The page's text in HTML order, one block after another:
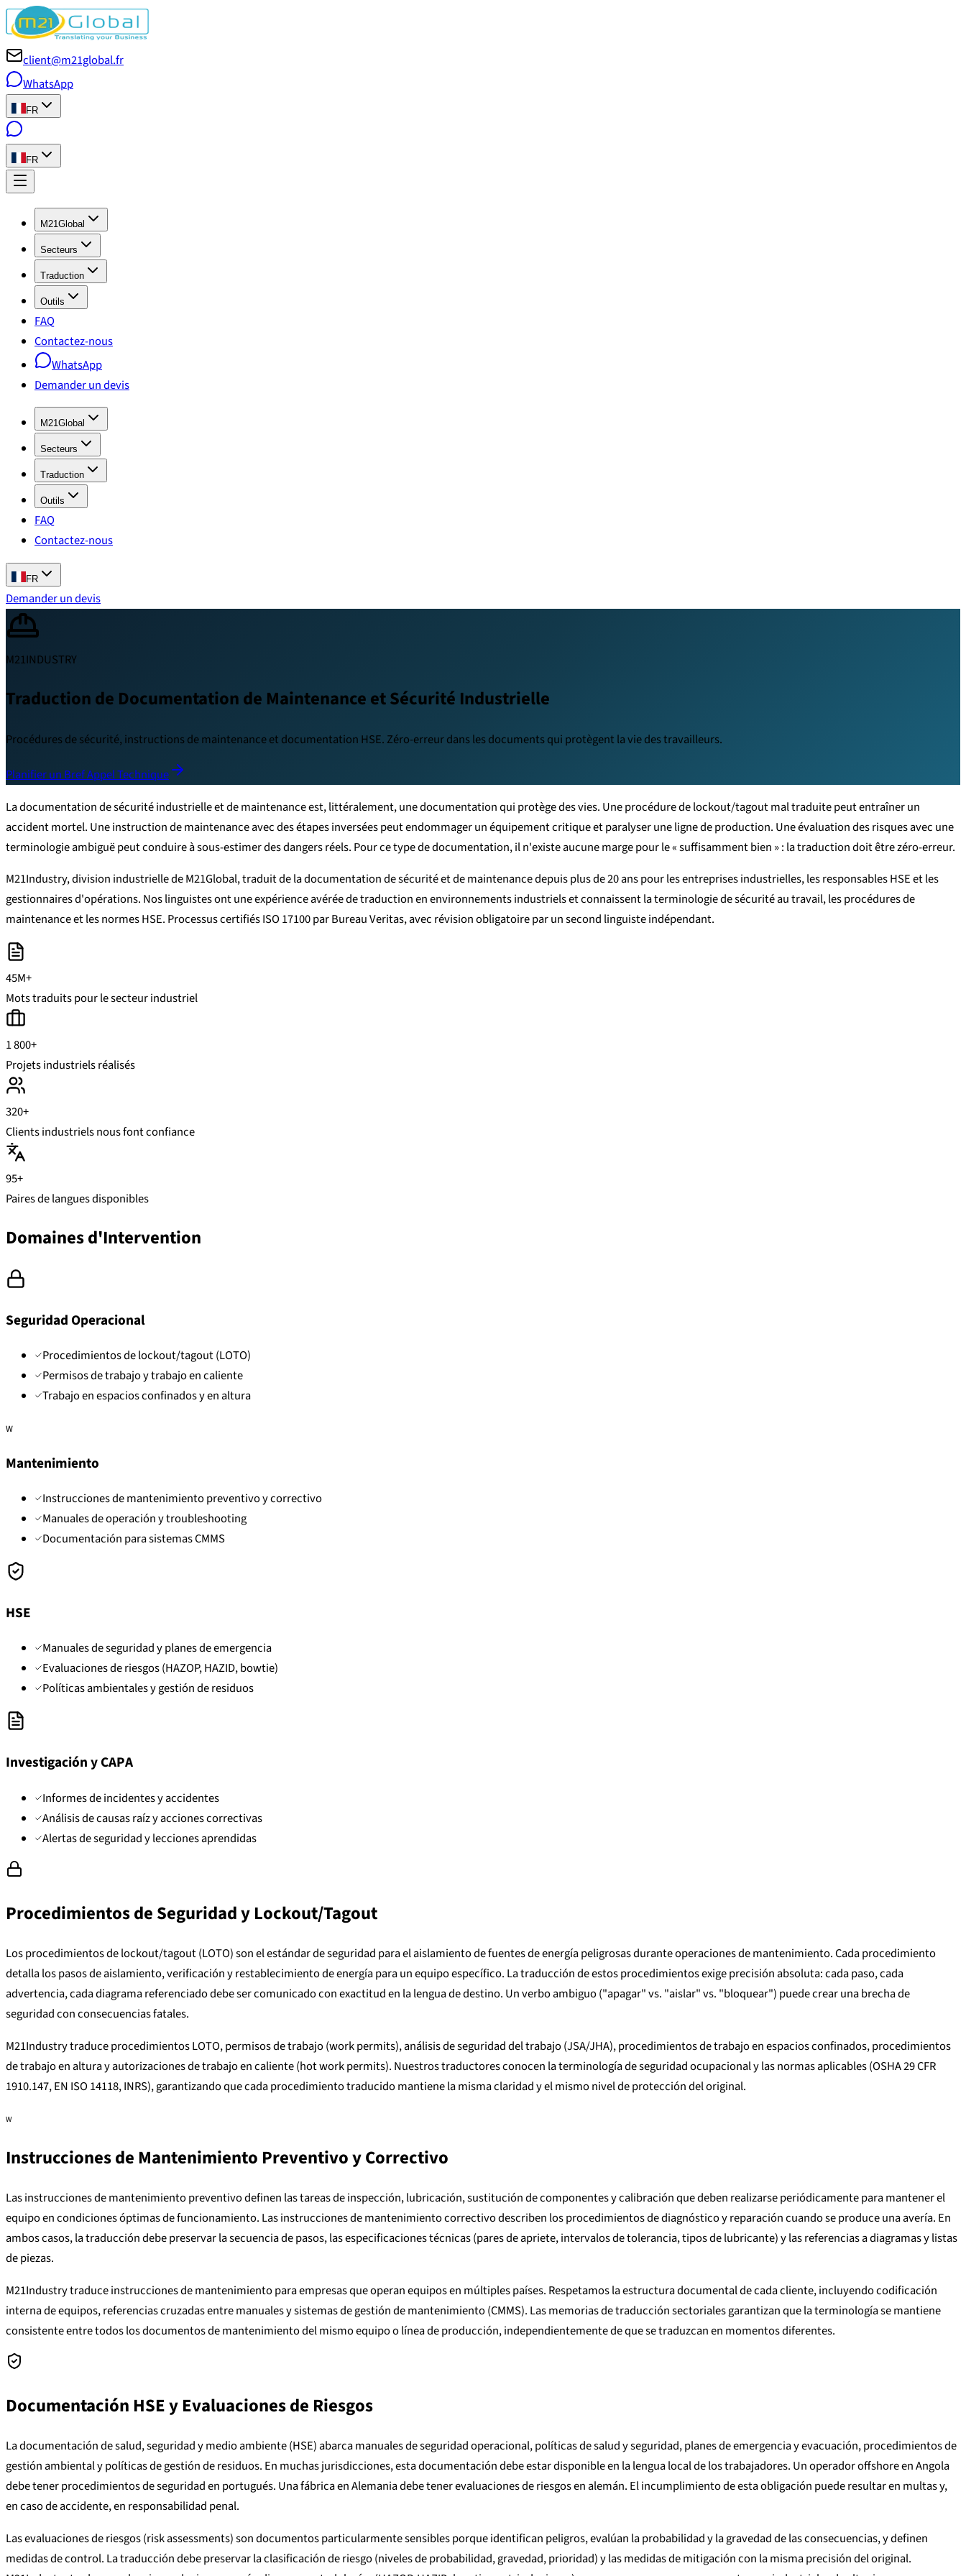
client@m21global.fr
WhatsApp
FR
FR
M21Global
Secteurs
Traduction
Outils
FAQ
Contactez-nous
WhatsApp
Demander un devis
M21Global
Secteurs
Traduction
Outils
FAQ
Contactez-nous
FR
Demander un devis
M21INDUSTRY
Traduction de Documentation de Maintenance et Sécurité Industrielle
Procédures de sécurité, instructions de maintenance et documentation HSE. Zéro-erreur dans les documents qui protègent la vie des travailleurs.
Planifier un Bref Appel Technique
La documentation de sécurité industrielle et de maintenance est, littéralement, une documentation qui protège des vies. Une procédure de lockout/tagout mal traduite peut entraîner un
accident mortel. Une instruction de maintenance avec des étapes inversées peut endommager un équipement critique et paralyser une ligne de production. Une évaluation des risques avec une
terminologie ambiguë peut conduire à sous-estimer des dangers réels. Pour ce type de documentation, il n'existe aucune marge pour le « suffisamment bien » : la traduction doit être zéro-erreur.
M21Industry, division industrielle de M21Global, traduit de la documentation de sécurité et de maintenance depuis plus de 20 ans pour les entreprises industrielles, les responsables HSE et les
gestionnaires d'opérations. Nos linguistes ont une expérience avérée de traduction en environnements industriels et connaissent la terminologie de sécurité au travail, les procédures de
maintenance et les normes HSE. Processus certifiés ISO 17100 par Bureau Veritas, avec révision obligatoire par un second linguiste indépendant.
45M+
Mots traduits pour le secteur industriel
1 800+
Projets industriels réalisés
320+
Clients industriels nous font confiance
95+
Paires de langues disponibles
Domaines d'Intervention
Seguridad Operacional
Procedimientos de lockout/tagout (LOTO)
Permisos de trabajo y trabajo en caliente
Trabajo en espacios confinados y en altura
W
Mantenimiento
Instrucciones de mantenimiento preventivo y correctivo
Manuales de operación y troubleshooting
Documentación para sistemas CMMS
HSE
Manuales de seguridad y planes de emergencia
Evaluaciones de riesgos (HAZOP, HAZID, bowtie)
Políticas ambientales y gestión de residuos
Investigación y CAPA
Informes de incidentes y accidentes
Análisis de causas raíz y acciones correctivas
Alertas de seguridad y lecciones aprendidas
Procedimientos de Seguridad y Lockout/Tagout
Los procedimientos de lockout/tagout (LOTO) son el estándar de seguridad para el aislamiento de fuentes de energía peligrosas durante operaciones de mantenimiento. Cada procedimiento
detalla los pasos de aislamiento, verificación y restablecimiento de energía para un equipo específico. La traducción de estos procedimientos exige precisión absoluta: cada paso, cada
advertencia, cada diagrama referenciado debe ser comunicado con exactitud en la lengua de destino. Un verbo ambiguo ("apagar" vs. "aislar" vs. "bloquear") puede crear una brecha de
seguridad con consecuencias fatales.
M21Industry traduce procedimientos LOTO, permisos de trabajo (work permits), análisis de seguridad del trabajo (JSA/JHA), procedimientos de trabajo en espacios confinados, procedimientos
de trabajo en altura y autorizaciones de trabajo en caliente (hot work permits). Nuestros traductores conocen la terminología de seguridad ocupacional y las normas aplicables (OSHA 29 CFR
1910.147, EN ISO 14118, INRS), garantizando que cada procedimiento traducido mantiene la misma claridad y el mismo nivel de protección del original.
W
Instrucciones de Mantenimiento Preventivo y Correctivo
Las instrucciones de mantenimiento preventivo definen las tareas de inspección, lubricación, sustitución de componentes y calibración que deben realizarse periódicamente para mantener el
equipo en condiciones óptimas de funcionamiento. Las instrucciones de mantenimiento correctivo describen los procedimientos de diagnóstico y reparación cuando se produce una avería. En
ambos casos, la traducción debe preservar la secuencia de pasos, las especificaciones técnicas (pares de apriete, intervalos de tolerancia, tipos de lubricante) y las referencias a diagramas y listas
de piezas.
M21Industry traduce instrucciones de mantenimiento para empresas que operan equipos en múltiples países. Respetamos la estructura documental de cada cliente, incluyendo codificación
interna de equipos, referencias cruzadas entre manuales y sistemas de gestión de mantenimiento (CMMS). Las memorias de traducción sectoriales garantizan que la terminología se mantiene
consistente entre todos los documentos de mantenimiento del mismo equipo o línea de producción, independientemente de que se traduzcan en momentos diferentes.
Documentación HSE y Evaluaciones de Riesgos
La documentación de salud, seguridad y medio ambiente (HSE) abarca manuales de seguridad operacional, políticas de salud y seguridad, planes de emergencia y evacuación, procedimientos de
gestión ambiental y políticas de gestión de residuos. En muchas jurisdicciones, esta documentación debe estar disponible en la lengua local de los trabajadores. Un operador offshore en Angola
debe tener procedimientos de seguridad en portugués. Una fábrica en Alemania debe tener evaluaciones de riesgos en alemán. El incumplimiento de esta obligación puede resultar en multas y,
en caso de accidente, en responsabilidad penal.
Las evaluaciones de riesgos (risk assessments) son documentos particularmente sensibles porque identifican peligros, evalúan la probabilidad y la gravedad de las consecuencias, y definen
medidas de control. La traducción debe preservar la clasificación de riesgo (niveles de probabilidad, gravedad, prioridad) y las medidas de mitigación con la misma precisión del original.